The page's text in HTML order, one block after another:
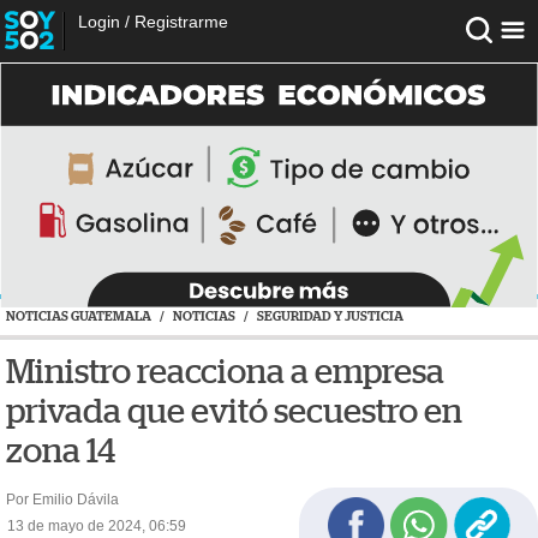
Login / Registrarme
NOTICIAS GUATEMALA / NOTICIAS / SEGURIDAD Y JUSTICIA
Ministro reacciona a empresa
privada que evitó secuestro en
zona 14
Por Emilio Dávila
13 de mayo de 2024, 06:59